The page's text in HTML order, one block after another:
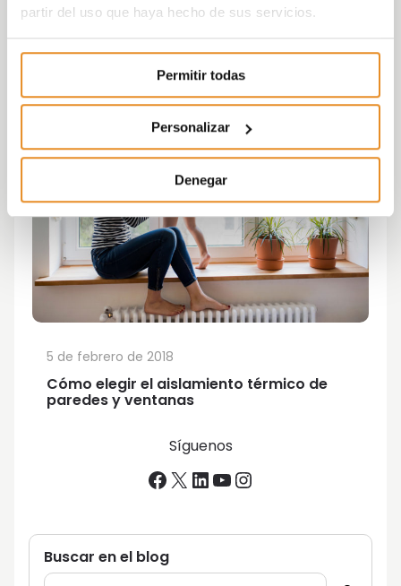
partir del uso que haya hecho de sus servicios.
Permitir todas
Personalizar
Denegar
Cómo elegir el aislamiento térmico de
paredes y ventanas
5 de febrero de 2018
Síguenos
Facebook
X LinkedIn
YouTube
Instagram
Buscar en el blog